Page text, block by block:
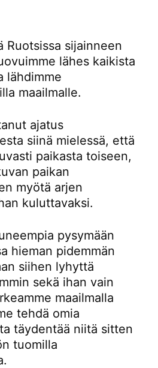
Ruotsissa sijainneen
lähes kaikista
lähdimme
maailmalle.
ajatus
siinä mielessä, että
paikasta toiseen,
paikan
myötä arjen
kuluttavaksi.
pysymään
hieman pidemmän
siihen lyhyttä
sekä ihan vain
maailmalla
tehdä omia
täydentää niitä sitten
tuomilla